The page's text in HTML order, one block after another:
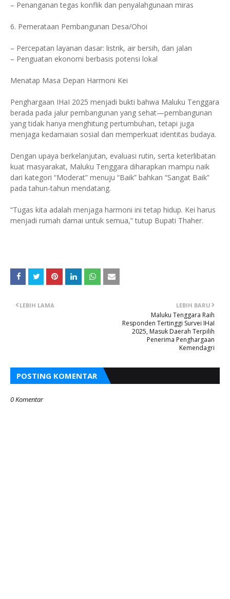
– Penanganan tegas konflik dan penyalahgunaan miras
6. Pemerataan Pembangunan Desa/Ohoi
– Percepatan layanan dasar: listrik, air bersih, dan jalan
– Penguatan ekonomi berbasis potensi lokal
Menatap Masa Depan Harmoni Kei
Penghargaan IHaI 2025 menjadi bukti bahwa Maluku Tenggara
berada pada jalur pembangunan yang sehat—pembangunan
yang tidak hanya menghitung pertumbuhan, tetapi juga
menjaga kedamaian sosial dan memperkuat identitas budaya.
Dengan upaya berkelanjutan, evaluasi rutin, serta keterlibatan
kuat masyarakat, Maluku Tenggara diharapkan mampu naik
dari kategori “Moderat” menuju “Baik” bahkan “Sangat Baik”
pada tahun-tahun mendatang.
“Tugas kita adalah menjaga harmoni ini tetap hidup. Kei harus
menjadi rumah damai untuk semua,” tutup Bupati Thaher.
LEBIH BARU
Maluku Tenggara Raih
Responden Tertinggi Survei IHaI
2025, Masuk Daerah Terpilih
Penerima Penghargaan
Kemendagri
LEBIH LAMA
POSTING KOMENTAR
0 Komentar